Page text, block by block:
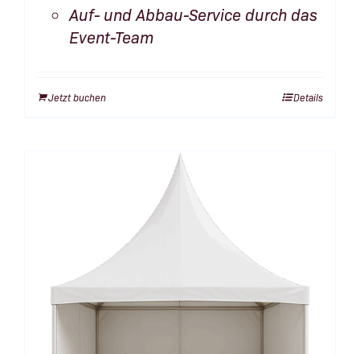
Auf- und Abbau-Service durch das
Event-Team
Jetzt buchen Details